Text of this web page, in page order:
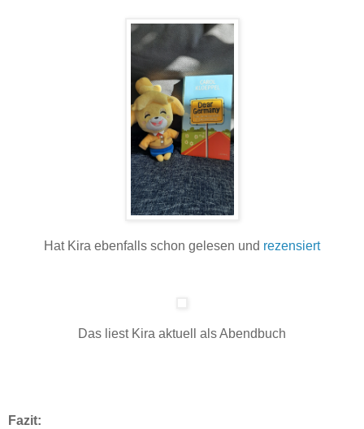
Hat Kira ebenfalls schon gelesen und rezensiert
Das liest Kira aktuell als Abendbuch
Fazit: